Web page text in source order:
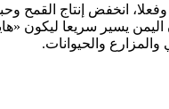
انخفض إنتاج
اليمن يسير سريعا ليكون
والحيوانات.